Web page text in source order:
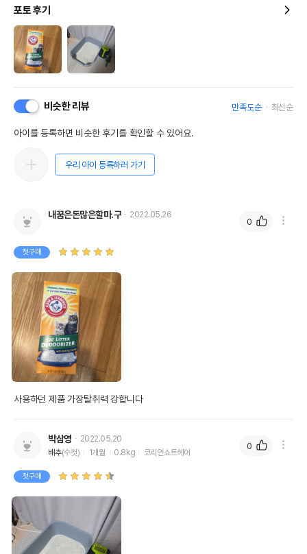
포토 후기
비슷한 리뷰 만족도순 최신순
아이를 등록하면 비슷한 후기를 확인할 수 있어요.
우리 아이 등록하러 가기
내꿈은돈많은할마.구 2022.05.26
첫구매
사용하던 제품 가장탈취력 강합니다
0
박삼영
2022.05.20
배추(수컷) 1개월 0.8kg 코리안쇼트헤어
첫구매
0